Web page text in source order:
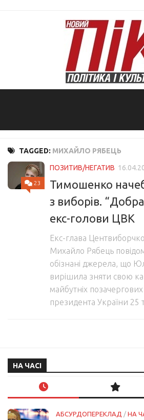
TAGGED: МИХАЙЛО РЯБЕЦЬ
23
ПОЗИТИВ/НЕГАТИВ
Тимошенко
з виборів.
екс-голови ЦВК
Екс-глава
Михайло Рябець
обізнані джерела, що
вирішила зняти свою
майбутніх
президента України 25
НА ЧАСІ
АБСУРДОПЕРЕКЛАД / НА